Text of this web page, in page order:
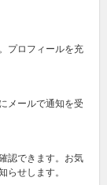
プロフィールを充
メールで通知を受
認できます。お気
らせします。